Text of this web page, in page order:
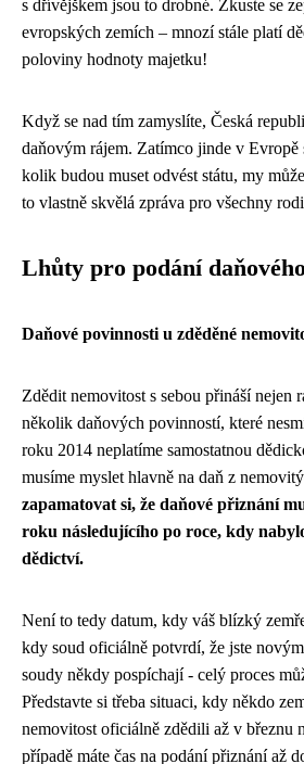
s dřívějškem jsou to drobné. Zkuste se
evropských zemích – mnozí stále platí
poloviny hodnoty majetku!
Když se nad tím zamyslíte, Česká
daňovým rájem. Zatímco jinde v Evropě
kolik budou muset odvést státu, my
to vlastně skvělá zpráva pro všechny
Lhůty pro podání
Daňové povinnosti u zděděné
Zdědit nemovitost s sebou přináší nejen
několik daňových povinností, které
roku 2014 neplatíme samostatnou
musíme myslet hlavně na daň z
zapamatovat si, že daňové přiznání
roku následujícího po roce, kdy
dědictví.
Není to tedy datum, kdy váš blízký
kdy soud oficiálně potvrdí, že jste
soudy někdy pospíchají - celý proces
Představte si třeba situaci, kdy někdo
nemovitost oficiálně zdědili až v březnu
případě máte čas na podání přiznání až